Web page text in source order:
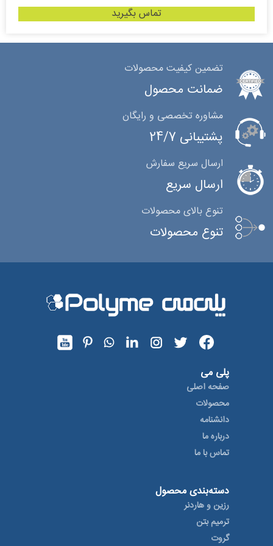
تماس بگیرید
تضمین کیفیت محصولات
ضمانت محصول
مشاوره تخصصی و رایگان
پشتیبانی 24/7
ارسال سریع سفارش
ارسال سریع
تنوع بالای محصولات
تنوع محصولات
پلی می
صفحه اصلی
محصولات
دانشنامه
درباره ما
تماس با ما
دسته‌بندی محصول
رزین و هاردنر
ترمیم بتن
گروت